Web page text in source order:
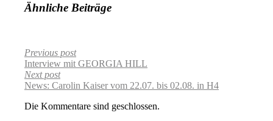
Ähnliche Beiträge
Previous post
Interview mit GEORGIA HILL
Next post
News: Carolin Kaiser vom 22.07. bis 02.08. in H4
Die Kommentare sind geschlossen.